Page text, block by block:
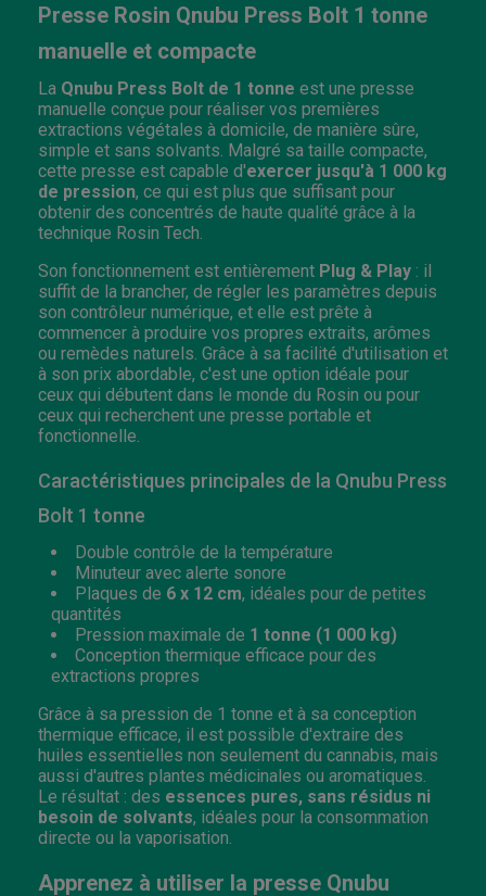
Presse Rosin Qnubu Press Bolt 1 tonne
manuelle et compacte
La Qnubu Press Bolt de 1 tonne est une presse
manuelle conçue pour réaliser vos premières
extractions végétales à domicile, de manière sûre,
simple et sans solvants. Malgré sa taille compacte,
cette presse est capable d'exercer jusqu'à 1 000 kg
de pression, ce qui est plus que suffisant pour
obtenir des concentrés de haute qualité grâce à la
technique Rosin Tech.
Son fonctionnement est entièrement Plug & Play : il
suffit de la brancher, de régler les paramètres depuis
son contrôleur numérique, et elle est prête à
commencer à produire vos propres extraits, arômes
ou remèdes naturels. Grâce à sa facilité d'utilisation et
à son prix abordable, c'est une option idéale pour
ceux qui débutent dans le monde du Rosin ou pour
ceux qui recherchent une presse portable et
fonctionnelle.
Caractéristiques principales de la Qnubu Press
Bolt 1 tonne
Double contrôle de la température
Minuteur avec alerte sonore
Plaques de 6 x 12 cm, idéales pour de petites
quantités
Pression maximale de 1 tonne (1 000 kg)
Conception thermique efficace pour des
extractions propres
Grâce à sa pression de 1 tonne et à sa conception
thermique efficace, il est possible d'extraire des
huiles essentielles non seulement du cannabis, mais
aussi d'autres plantes médicinales ou aromatiques.
Le résultat : des essences pures, sans résidus ni
besoin de solvants, idéales pour la consommation
directe ou la vaporisation.
Apprenez à utiliser la presse Qnubu